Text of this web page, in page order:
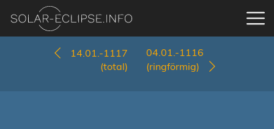
14.01.-1117
(total)
04.01.-1116
(ringförmig)